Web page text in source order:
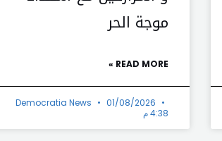
موجة الحر
READ MORE »
Democratia News
01/08/2026
4:38 م